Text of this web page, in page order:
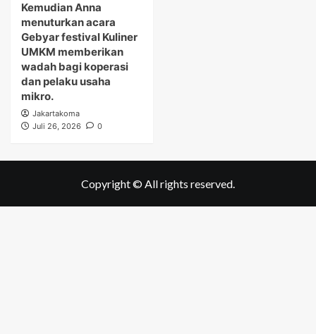
Kemudian Anna
menuturkan acara
Gebyar festival Kuliner
UMKM memberikan
wadah bagi koperasi
dan pelaku usaha
mikro.
Jakartakoma
Juli 26, 2026
0
Copyright © All rights reserved.